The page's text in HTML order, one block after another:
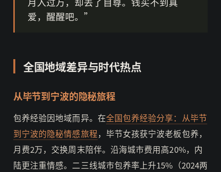
爱，醒醒吧。”
全国地域差异与时代热点
从毕节到宁波的隐秘旅程
包养经验因地域而异。在全国包养经验分享：从毕节
到宁波的隐秘情感旅程，毕节女孩获宁波老板包养，
月费2万，交换周末陪伴。沿海城市费用高20%，内
陆更注重情感。二三线城市包养率上升15%（2024两